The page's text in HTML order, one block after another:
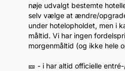
nøje udvalgt bestemte
selv vælge at ændre/
under hotelopholdet, men i
måltid. Vi har ingen
morgenmåltid (og ikke hele
🎫 - i har altid officielle